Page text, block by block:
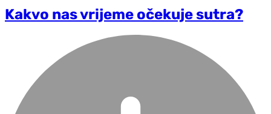
Kakvo nas vrijeme očekuje sutra?